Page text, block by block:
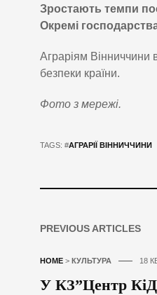
Зростають темпи
Окремі
Аграріям Вінниччини
безпеки країни.
Фото з мережі.
TAGS: #АГРАРІЇ ВІННИЧЧИНИ
PREVIOUS ARTICLES
HOME > КУЛЬТУРА 18
У КЗ”Центр